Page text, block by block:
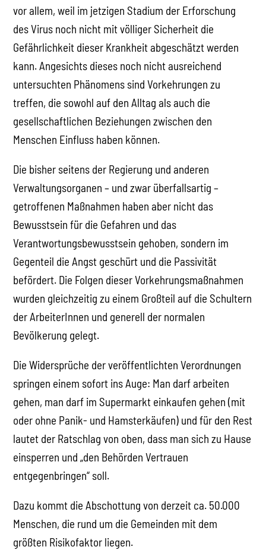
vor allem, weil im jetzigen Stadium der Erforschung
des Virus noch nicht mit völliger Sicherheit die
Gefährlichkeit dieser Krankheit abgeschätzt werden
kann. Angesichts dieses noch nicht ausreichend
untersuchten Phänomens sind Vorkehrungen zu
treffen, die sowohl auf den Alltag als auch die
gesellschaftlichen Beziehungen zwischen den
Menschen Einfluss haben können.
Die bisher seitens der Regierung und anderen
Verwaltungsorganen – und zwar überfallsartig –
getroffenen Maßnahmen haben aber nicht das
Bewusstsein für die Gefahren und das
Verantwortungsbewusstsein gehoben, sondern im
Gegenteil die Angst geschürt und die Passivität
befördert. Die Folgen dieser Vorkehrungsmaßnahmen
wurden gleichzeitig zu einem Großteil auf die Schultern
der ArbeiterInnen und generell der normalen
Bevölkerung gelegt.
Die Widersprüche der veröffentlichten Verordnungen
springen einem sofort ins Auge: Man darf arbeiten
gehen, man darf im Supermarkt einkaufen gehen (mit
oder ohne Panik- und Hamsterkäufen) und für den Rest
lautet der Ratschlag von oben, dass man sich zu Hause
einsperren und „den Behörden Vertrauen
entgegenbringen“ soll.
Dazu kommt die Abschottung von derzeit ca. 50.000
Menschen, die rund um die Gemeinden mit dem
größten Risikofaktor liegen.